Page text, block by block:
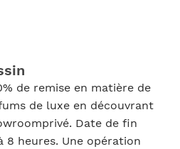
de remise en matière de
de luxe en découvrant
Date de fin
8 heures. Une opération